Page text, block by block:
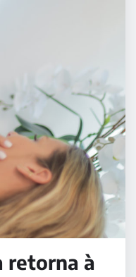
retorna à